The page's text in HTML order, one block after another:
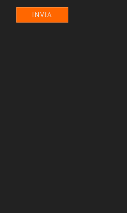
INVIA